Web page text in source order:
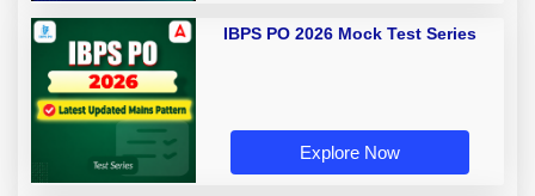
IBPS PO 2026 Mock Test Series
Explore Now